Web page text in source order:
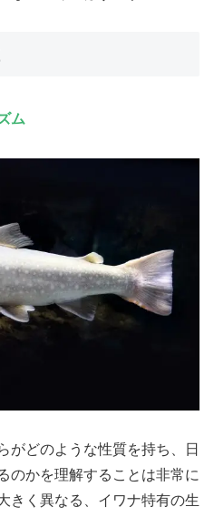
ム
がどのような性質を持ち、日
のかを理解することは非常に
きく異なる、イワナ特有の生